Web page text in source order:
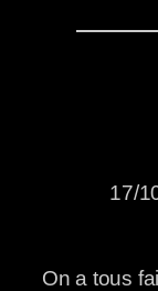
17/
On a tous